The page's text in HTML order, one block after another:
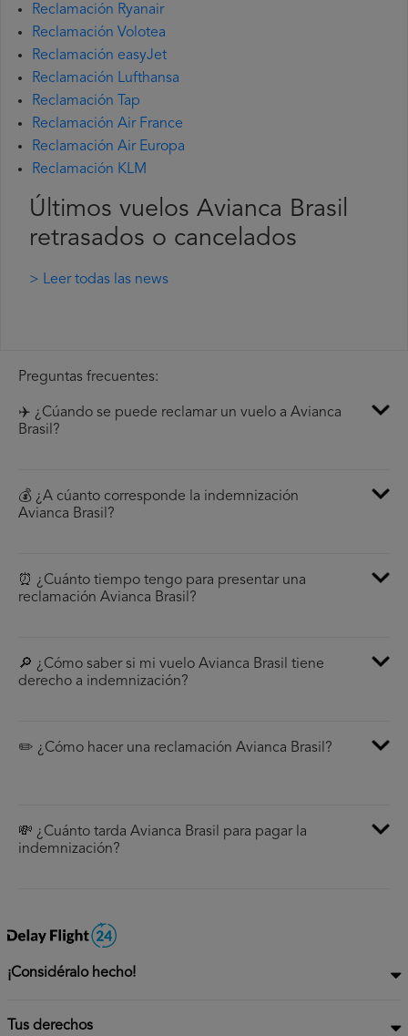
Reclamación Ryanair
Reclamación Volotea
Reclamación easyJet
Reclamación Lufthansa
Reclamación Tap
Reclamación Air France
Reclamación Air Europa
Reclamación KLM
Últimos vuelos Avianca Brasil
retrasados o cancelados
> Leer todas las news
Preguntas frecuentes:
✈️ ¿Cúando se puede reclamar un vuelo a Avianca
Brasil?
💰 ¿A cúanto corresponde la indemnización
Avianca Brasil?
⏰ ¿Cuánto tiempo tengo para presentar una
reclamación Avianca Brasil?
🔎 ¿Cómo saber si mi vuelo Avianca Brasil tiene
derecho a indemnización?
✏️ ¿Cómo hacer una reclamación Avianca Brasil?
💸 ¿Cuánto tarda Avianca Brasil para pagar la
indemnización?
¡Considéralo hecho!
Tus derechos